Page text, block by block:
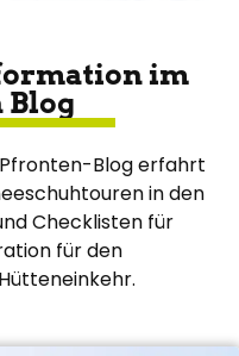
im
Blog erfahrt
in den
Checklisten für
für den